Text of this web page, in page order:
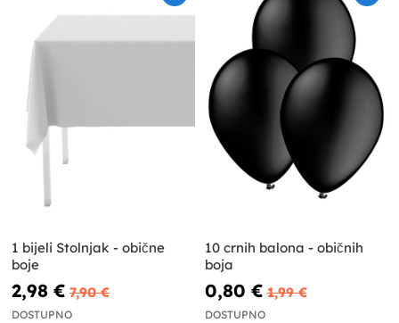
1 bijeli Stolnjak - obične
boje
2,98 € 7,90 €
DOSTUPNO
10 crnih balona - običnih
boja
0,80 € 1,99 €
DOSTUPNO